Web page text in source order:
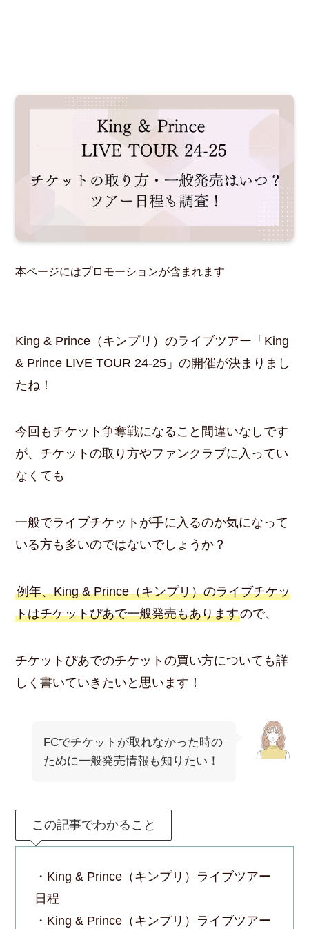
本ページにはプロモーションが含まれます
King & Prince（キンプリ）のライブツアー「King
& Prince LIVE TOUR 24-25」の開催が決まりまし
たね！
今回もチケット争奪戦になること間違いなしです
が、チケットの取り方やファンクラブに入ってい
なくても
一般でライブチケットが手に入るのか気になって
いる方も多いのではないでしょうか？
例年、King & Prince（キンプリ）のライブチケッ
トはチケットぴあで一般発売もありますので、
チケットぴあでのチケットの買い方についても詳
しく書いていきたいと思います！
FCでチケットが取れなかった時の
ために一般発売情報も知りたい！
この記事でわかること
・King & Prince（キンプリ）ライブツアー
日程
・King & Prince（キンプリ）ライブツアー